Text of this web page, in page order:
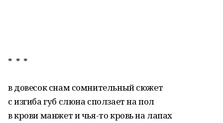
* * *
в довесок снам сомнительный сюжет
с изгиба губ слюна сползает на пол
в крови манжет и чья-то кровь на лапах